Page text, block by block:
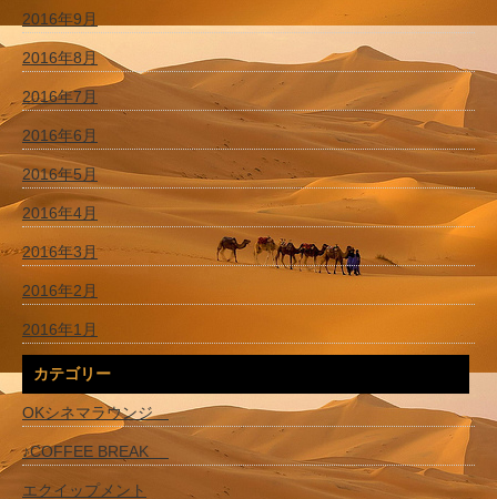
2016年9月
2016年8月
2016年7月
2016年6月
2016年5月
2016年4月
2016年3月
2016年2月
2016年1月
カテゴリー
OKシネマラウンジ
♪COFFEE BREAK
エクイップメント